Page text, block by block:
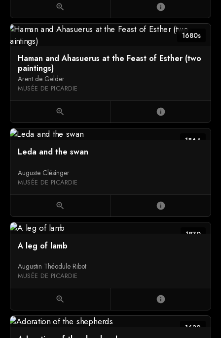
zoom_in info
1680s
Haman and Ahasuerus at the Feast of Esther (two
paintings)
Arent de Gelder
MUSÉE DE PICARDIE
zoom_in info
1864
Leda and the swan
Auguste Clésinger
MUSÉE DE PICARDIE
zoom_in info
1870
A leg of lamb
Augustin Théodule Ribot
MUSÉE DE PICARDIE
zoom_in info
1639